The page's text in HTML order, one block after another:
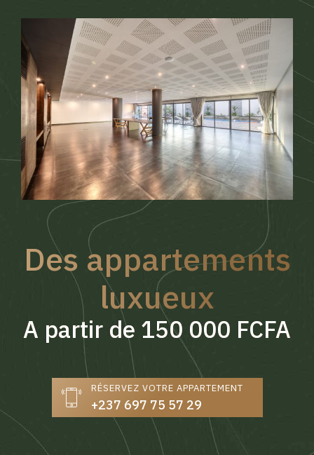
Des appartements
luxueux
A partir de 150 000 FCFA
RÉSERVEZ VOTRE APPARTEMENT
+237 697 75 57 29